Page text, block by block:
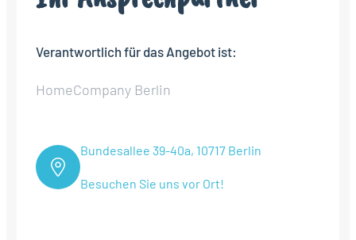
Verantwortlich für das Angebot ist:
HomeCompany Berlin
Bundesallee 39-40a, 10717 Berlin
Besuchen Sie uns vor Ort!